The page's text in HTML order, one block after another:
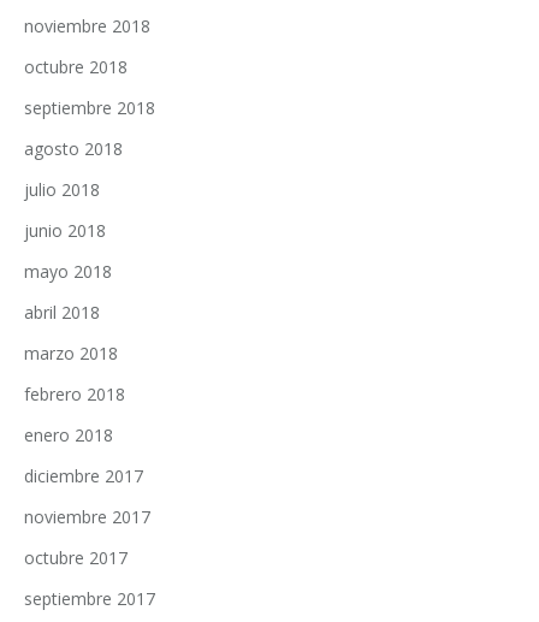
noviembre 2018
octubre 2018
septiembre 2018
agosto 2018
julio 2018
junio 2018
mayo 2018
abril 2018
marzo 2018
febrero 2018
enero 2018
diciembre 2017
noviembre 2017
octubre 2017
septiembre 2017